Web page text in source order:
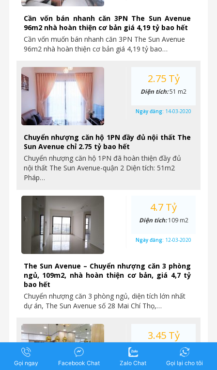
Cần vốn bán nhanh căn 3PN The Sun Avenue
96m2 nhà hoàn thiện cơ bản giá 4,19 tỷ bao hết
Cần vốn muốn bán nhanh căn 3PN The Sun Avenue
96m2 nhà hoàn thiện cơ bản giá 4,19 tỷ bao…
Chuyển nhượng căn hộ 1PN đầy đủ nội thất The
Sun Avenue chỉ 2.75 tỷ bao hết
Chuyển nhượng căn hộ 1PN đã hoàn thiện đầy đủ
nội thất The Sun Avenue-quận 2 Diện tích: 51m2
Pháp…
2.75 Tỷ
Diện tích:51 m2
Ngày đăng: 14-03-2020
The Sun Avenue – Chuyển nhượng căn 3 phòng
ngủ, 109m2, nhà hoàn thiện cơ bản, giá 4,7 tỷ
bao hết
Chuyển nhượng căn 3 phòng ngủ, diện tích lớn nhất
dự án, The Sun Avenue số 28 Mai Chí Thọ,…
4.7 Tỷ
Diện tích:109 m2
Ngày đăng: 12-03-2020
3.45 Tỷ
73 m2
10-03-2020
Gọi ngay Facebook Chat Zalo Chat Gọi lại cho tôi